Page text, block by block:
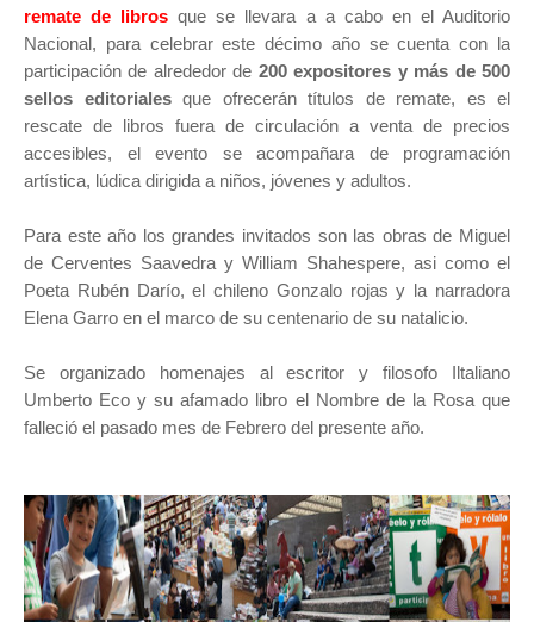
remate de libros que se llevara a a cabo en el Auditorio
Nacional, para celebrar este décimo año se cuenta con la
participación de alrededor de 200 expositores y más de 500
sellos editorialesque ofrecerán títulos de remate, es el
rescate de libros fuera de circulación a venta de precios
accesibles, el evento se acompañara de programación
artística, lúdica dirigida a niños, jóvenes y adultos.
Para este año los grandes invitados son las obras de Miguel
de Cerventes Saavedra y William Shahespere, asi como el
Poeta Rubén Darío, el chileno Gonzalo rojas y la narradora
Elena Garro en el marco de su centenario de su natalicio.
Se organizado homenajes al escritor y filosofo Iltaliano
Umberto Eco y su afamado libro el Nombre de la Rosa que
falleció el pasado mes de Febrero del presente año.